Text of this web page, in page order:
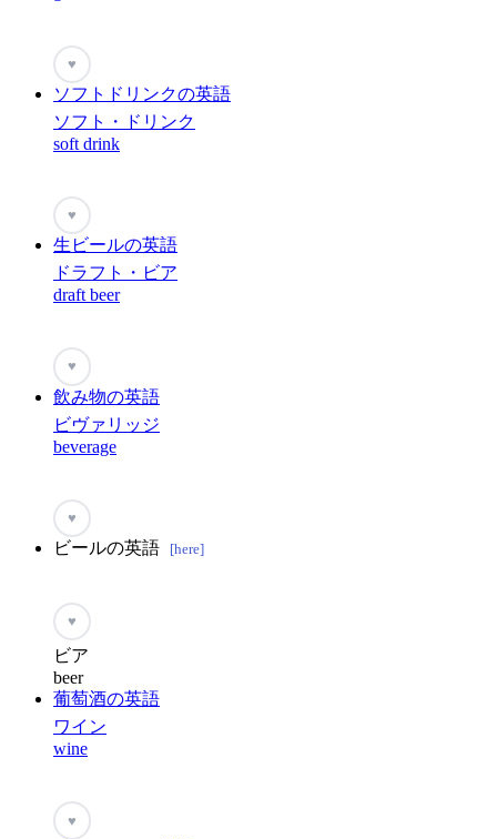
♥
ソフトドリンクの英語
ソフト・ドリンク
soft drink
♥
生ビールの英語
ドラフト・ビア
draft beer
♥
飲み物の英語
ビヴァリッジ
beverage
♥
ビールの英語 [here]
♥
ビア
beer
葡萄酒の英語
ワイン
wine
♥